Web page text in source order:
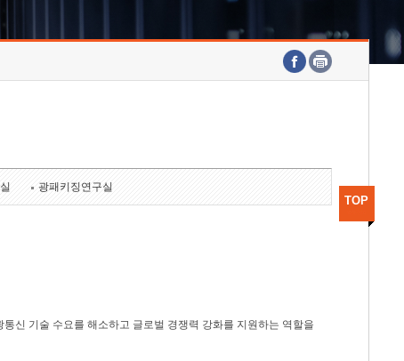
호남권연구본부
기획본부
광패키징연구실
신 기술 수요를 해소하고 글로벌 경쟁력 강화를 지원하는 역할을
TOP